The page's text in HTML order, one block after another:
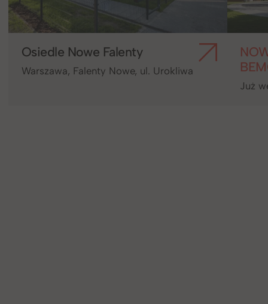
Osiedle Nowe Falenty
Warszawa, Falenty Nowe, ul. Urokliwa
Już